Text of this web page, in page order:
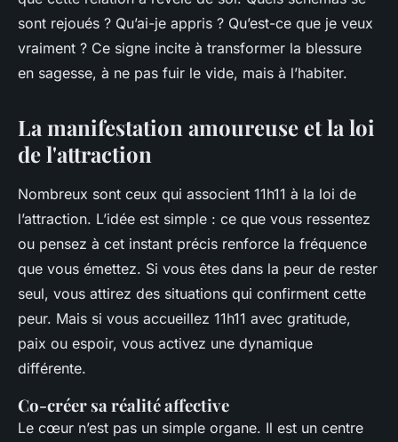
sont rejoués ? Qu’ai-je appris ? Qu’est-ce que je veux
vraiment ? Ce signe incite à transformer la blessure
en sagesse, à ne pas fuir le vide, mais à l’habiter.
La manifestation amoureuse et la loi
de l'attraction
Nombreux sont ceux qui associent 11h11 à la loi de
l’attraction. L’idée est simple : ce que vous ressentez
ou pensez à cet instant précis renforce la fréquence
que vous émettez. Si vous êtes dans la peur de rester
seul, vous attirez des situations qui confirment cette
peur. Mais si vous accueillez 11h11 avec gratitude,
paix ou espoir, vous activez une dynamique
différente.
Co-créer sa réalité affective
Le cœur n’est pas un simple organe. Il est un centre